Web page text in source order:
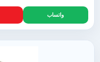
واتساب